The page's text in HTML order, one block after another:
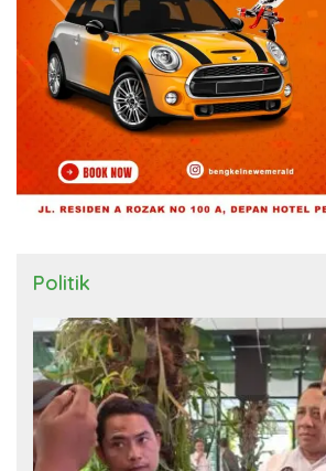
Politik